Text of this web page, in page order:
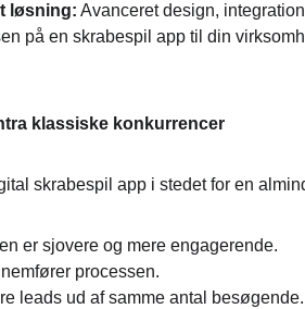
løsning: Avanceret design,
på en skrabespil app til din
klassiske konkurrencer
skrabespil app i stedet for en
er sjovere og mere engagerende.
processen.
leads ud af samme antal besøgende.